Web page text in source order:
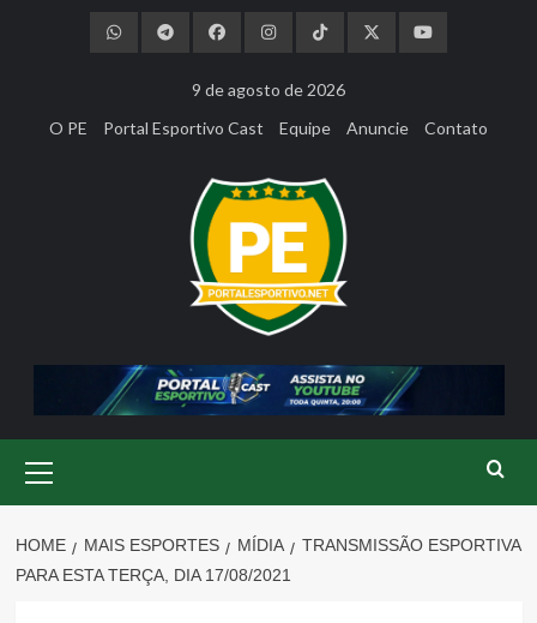
9 de agosto de 2026
O PE
Portal Esportivo Cast Equipe Anuncie Contato
Menu
HOME MAIS ESPORTES MÍDIA
TRANSMISSÃO ESPORTIVA
PARA ESTA TERÇA, DIA 17/08/2021